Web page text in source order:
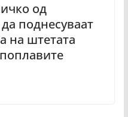
од
поднесуваат
на штетата